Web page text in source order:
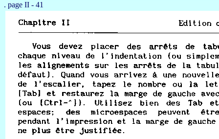
. page II - 41